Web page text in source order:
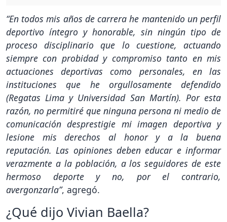
“En todos mis años de carrera he mantenido un perfil
deportivo íntegro y honorable, sin ningún tipo de
proceso disciplinario que lo cuestione, actuando
siempre con probidad y compromiso tanto en mis
actuaciones deportivas como personales, en las
instituciones que he orgullosamente defendido
(Regatas Lima y Universidad San Martín). Por esta
razón, no permitiré que ninguna persona ni medio de
comunicación desprestigie mi imagen deportiva y
lesione mis derechos al honor y a la buena
reputación. Las opiniones deben educar e informar
verazmente a la población, a los seguidores de este
hermoso deporte y no, por el contrario,
avergonzarla”, agregó.
¿Qué dijo Vivian Baella?